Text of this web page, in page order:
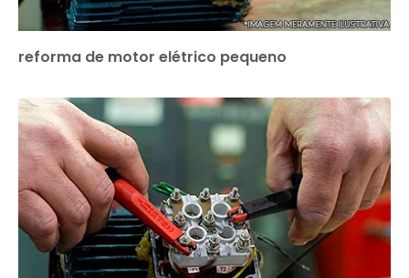
reforma de motor elétrico pequeno